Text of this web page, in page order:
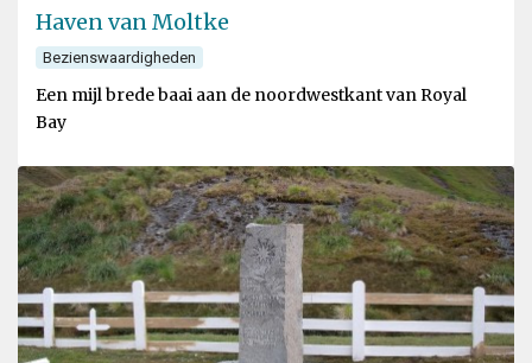
Haven van Moltke
Bezienswaardigheden
Een mijl brede baai aan de noordwestkant van Royal
Bay